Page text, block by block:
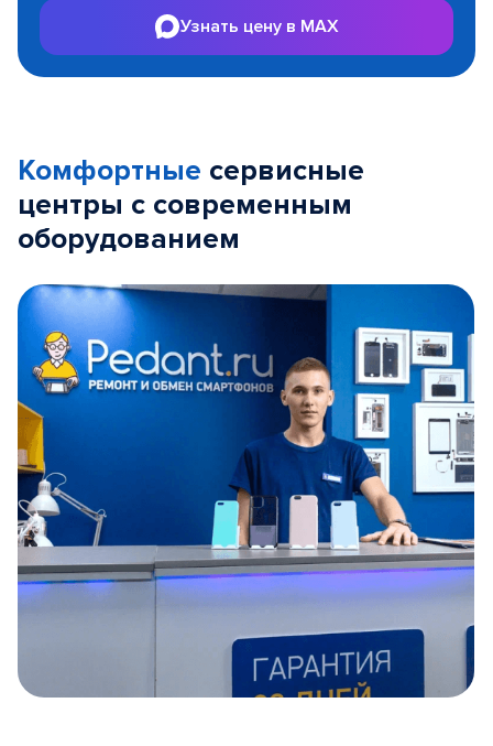
Узнать цену в MAX
Комфортные сервисные
центры с современным
оборудованием